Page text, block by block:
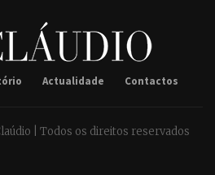
Actualidade Contactos
| Todos os direitos reservados